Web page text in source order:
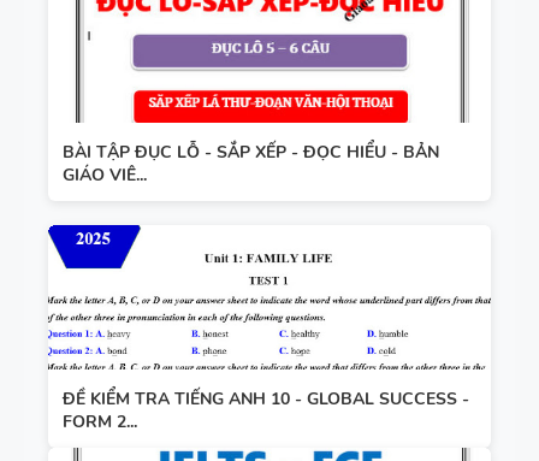
BÀI TẬP ĐỤC LỖ - SẮP XẾP - ĐỌC HIỂU - BẢN
GIÁO VIÊ...
ĐỀ KIỂM TRA TIẾNG ANH 10 - GLOBAL SUCCESS -
FORM 2...